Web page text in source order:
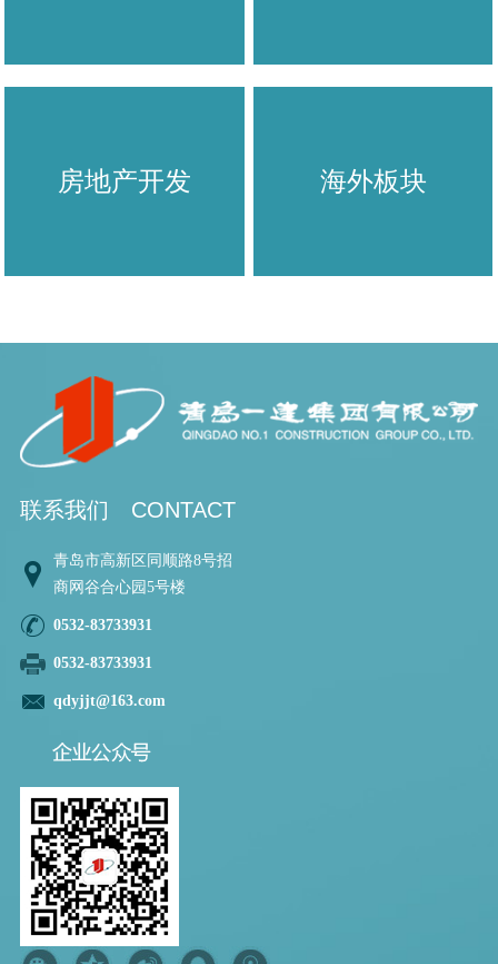
房地产开发 海外板块
联系我们 CONTACT
青岛市高新区同顺路8号招
商网谷合心园5号楼
0532-83733931
0532-83733931
qdyjjt@163.com